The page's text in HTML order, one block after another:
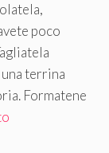
poco
terrina
Formatene